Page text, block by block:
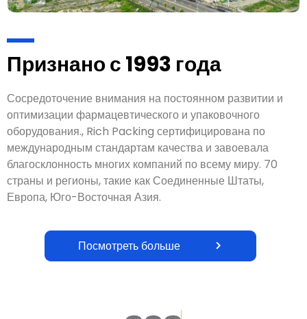
Признано с 1993 года
Сосредоточение внимания на постоянном развитии и
оптимизации фармацевтического и упаковочного
оборудования., Rich Packing сертифицирована по
международным стандартам качества и завоевала
благосклонность многих компаний по всему миру. 70
страны и регионы, такие как Соединенные Штаты,
Европа, Юго-Восточная Азия.
Посмотреть больше